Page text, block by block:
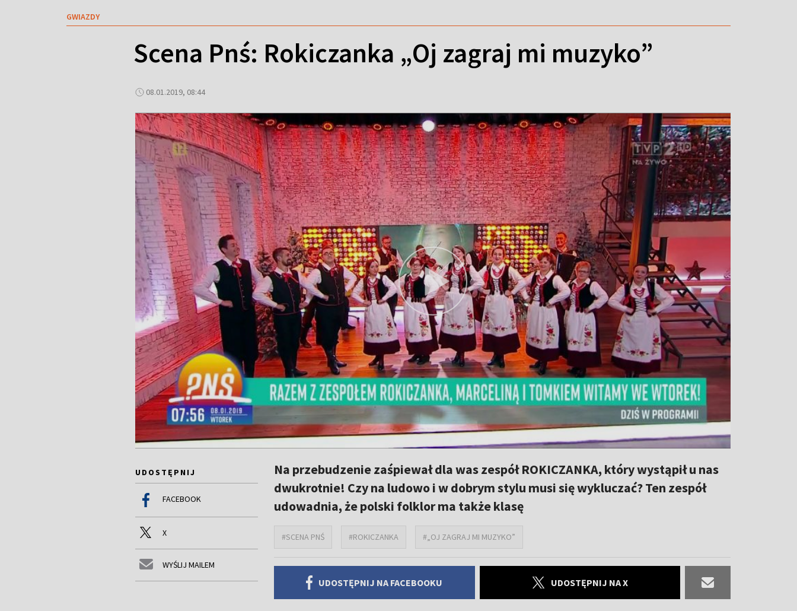
GWIAZDY
Scena Pnś: Rokiczanka „Oj zagraj mi muzyko”
08.01.2019, 08:44
UDOSTĘPNIJ
FACEBOOK
X
WYŚLIJ MAILEM
Na przebudzenie zaśpiewał dla was zespół ROKICZANKA, który wystąpił u nas
dwukrotnie! Czy na ludowo i w dobrym stylu musi się wykluczać? Ten zespół
udowadnia, że polski folklor ma także klasę
#SCENA PNŚ #ROKICZANKA #„OJ ZAGRAJ MI MUZYKO”
UDOSTĘPNIJ NA FACEBOOKU UDOSTĘPNIJ NA X